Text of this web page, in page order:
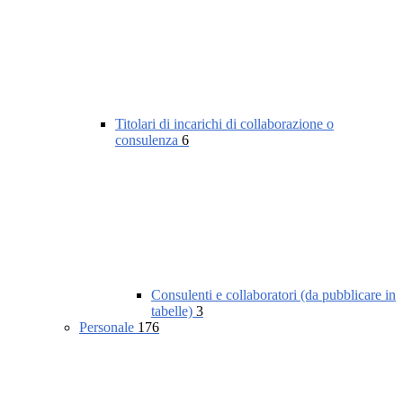
Titolari di incarichi di collaborazione o
consulenza 6
Consulenti e collaboratori (da pubblicare in
tabelle) 3
Personale 176